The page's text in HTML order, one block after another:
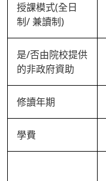
授課模式(全日
制/ 兼讀制)
是/否由院校提供
的非政府資助
修讀年期
學費